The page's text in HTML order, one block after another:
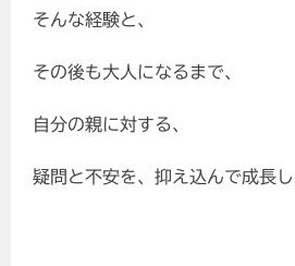
そんな経験と、
その後も大人になるまで、
自分の親に対する、
疑問と不安を、抑え込んで成長し